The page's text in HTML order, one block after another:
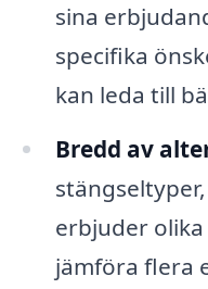
sina
specifika
kan leda till
Bredd av
erbjuder
jämföra flera